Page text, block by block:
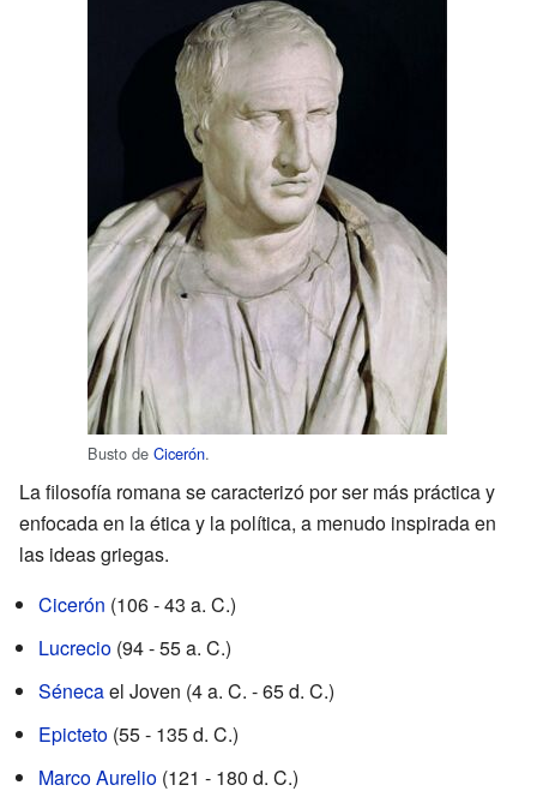
Busto de Cicerón.
La filosofía romana se caracterizó por ser más práctica y
enfocada en la ética y la política, a menudo inspirada en
las ideas griegas.
Cicerón (106 - 43 a. C.)
Lucrecio (94 - 55 a. C.)
Sénecael Joven (4 a. C. - 65 d. C.)
Epicteto (55 - 135 d. C.)
Marco Aurelio (121 - 180 d. C.)